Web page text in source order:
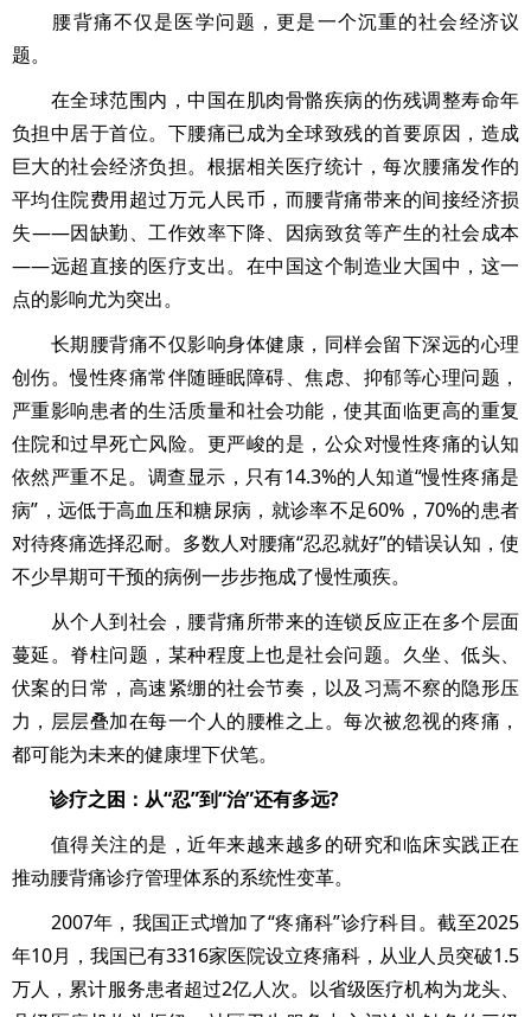
腰背痛不仅是医学问题，更是一个沉重的社会经济议
题。
在全球范围内，中国在肌肉骨骼疾病的伤残调整寿命年
负担中居于首位。下腰痛已成为全球致残的首要原因，造成
巨大的社会经济负担。根据相关医疗统计，每次腰痛发作的
平均住院费用超过万元人民币，而腰背痛带来的间接经济损
失——因缺勤、工作效率下降、因病致贫等产生的社会成本
——远超直接的医疗支出。在中国这个制造业大国中，这一
点的影响尤为突出。
长期腰背痛不仅影响身体健康，同样会留下深远的心理
创伤。慢性疼痛常伴随睡眠障碍、焦虑、抑郁等心理问题，
严重影响患者的生活质量和社会功能，使其面临更高的重复
住院和过早死亡风险。更严峻的是，公众对慢性疼痛的认知
依然严重不足。调查显示，只有14.3%的人知道“慢性疼痛是
病”，远低于高血压和糖尿病，就诊率不足60%，70%的患者
对待疼痛选择忍耐。多数人对腰痛“忍忍就好”的错误认知，使
不少早期可干预的病例一步步拖成了慢性顽疾。
从个人到社会，腰背痛所带来的连锁反应正在多个层面
蔓延。脊柱问题，某种程度上也是社会问题。久坐、低头、
伏案的日常，高速紧绷的社会节奏，以及习焉不察的隐形压
力，层层叠加在每一个人的腰椎之上。每次被忽视的疼痛，
都可能为未来的健康埋下伏笔。
诊疗之困：从“忍”到“治”还有多远?
值得关注的是，近年来越来越多的研究和临床实践正在
推动腰背痛诊疗管理体系的系统性变革。
2007年，我国正式增加了“疼痛科”诊疗科目。截至2025
年10月，我国已有3316家医院设立疼痛科，从业人员突破1.5
万人，累计服务患者超过2亿人次。以省级医疗机构为龙头、